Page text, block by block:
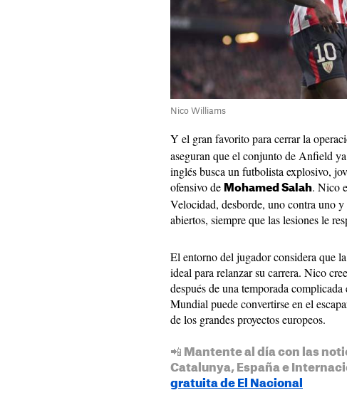
Nico Williams
Y el gran favorito para cerrar la
aseguran que el conjunto de Anfield
inglés busca un futbolista explosivo,
ofensivo de Mohamed Salah. Nico
Velocidad, desborde, uno contra uno
abiertos, siempre que las lesiones le
El entorno del jugador considera que
ideal para relanzar su carrera. Nico
después de una temporada
Mundial puede convertirse en el
de los grandes proyectos europeos.
📲 Mantente al día con las
Catalunya, España e
gratuita de El Nacional